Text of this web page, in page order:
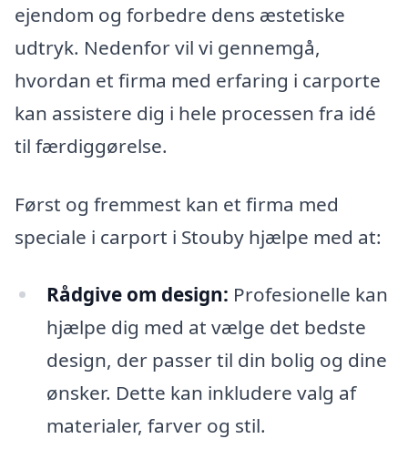
ejendom og forbedre dens æstetiske
udtryk. Nedenfor vil vi gennemgå,
hvordan et firma med erfaring i carporte
kan assistere dig i hele processen fra idé
til færdiggørelse.
Først og fremmest kan et firma med
speciale i carport i Stouby hjælpe med at:
Rådgive om design: Profesionelle kan
hjælpe dig med at vælge det bedste
design, der passer til din bolig og dine
ønsker. Dette kan inkludere valg af
materialer, farver og stil.